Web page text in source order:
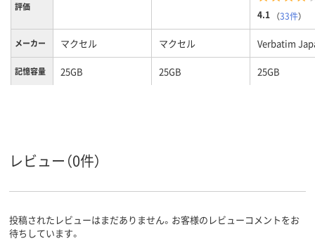
評価
4.1 （33件）
メーカー マクセル マクセル Verbatim
記憶容量 25GB 25GB 25GB
レビュー（0件）
投稿されたレビューはまだありません。お客様のレビューコメントをお
待ちしています。